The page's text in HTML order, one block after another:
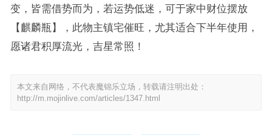
变，皆需借势而为，若运势低迷，可于家中财位摆放
【麒麟瓶】，此物主镇宅催旺，尤其适合下半年使用，
愿诸君积厚流光，吉星常照！
本文来自网络，不代表魔锦乐立场，转载请注明出处：
http://m.mojinlive.com/articles/1347.html